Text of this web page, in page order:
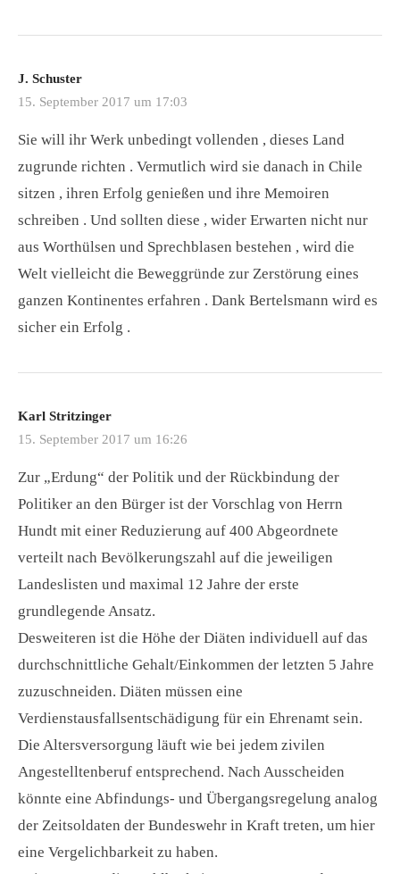
J. Schuster
15. September 2017 um 17:03
Sie will ihr Werk unbedingt vollenden , dieses Land
zugrunde richten . Vermutlich wird sie danach in Chile
sitzen , ihren Erfolg genießen und ihre Memoiren
schreiben . Und sollten diese , wider Erwarten nicht nur
aus Worthülsen und Sprechblasen bestehen , wird die
Welt vielleicht die Beweggründe zur Zerstörung eines
ganzen Kontinentes erfahren . Dank Bertelsmann wird es
sicher ein Erfolg .
Karl Stritzinger
15. September 2017 um 16:26
Zur „Erdung“ der Politik und der Rückbindung der
Politiker an den Bürger ist der Vorschlag von Herrn
Hundt mit einer Reduzierung auf 400 Abgeordnete
verteilt nach Bevölkerungszahl auf die jeweiligen
Landeslisten und maximal 12 Jahre der erste
grundlegende Ansatz.
Desweiteren ist die Höhe der Diäten individuell auf das
durchschnittliche Gehalt/Einkommen der letzten 5 Jahre
zuzuschneiden. Diäten müssen eine
Verdienstausfallsentschädigung für ein Ehrenamt sein.
Die Altersversorgung läuft wie bei jedem zivilen
Angestelltenberuf entsprechend. Nach Ausscheiden
könnte eine Abfindungs- und Übergangsregelung analog
der Zeitsoldaten der Bundeswehr in Kraft treten, um hier
eine Vergelichbarkeit zu haben.